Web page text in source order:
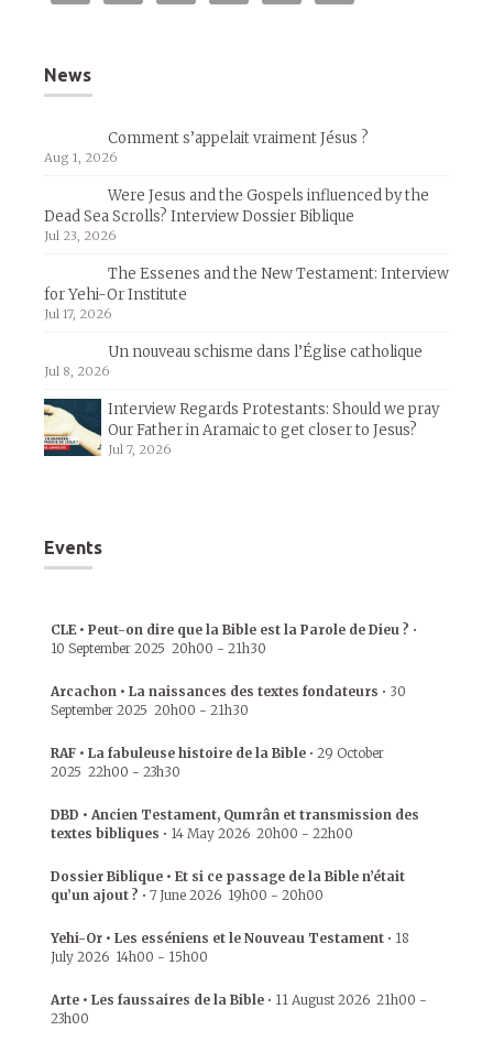
News
Comment s’appelait vraiment Jésus ?
Aug 1, 2026
Were Jesus and the Gospels influenced by the
Dead Sea Scrolls? Interview Dossier Biblique
Jul 23, 2026
The Essenes and the New Testament: Interview
for Yehi-Or Institute
Jul 17, 2026
Un nouveau schisme dans l’Église catholique
Jul 8, 2026
Interview Regards Protestants: Should we pray
Our Father in Aramaic to get closer to Jesus?
Jul 7, 2026
Events
CLE • Peut-on dire que la Bible est la Parole de Dieu ? •
10 September 2025 20h00 - 21h30
Arcachon • La naissances des textes fondateurs • 30
September 2025 20h00 - 21h30
RAF • La fabuleuse histoire de la Bible • 29 October
2025 22h00 - 23h30
DBD • Ancien Testament, Qumrân et transmission des
textes bibliques • 14 May 2026 20h00 - 22h00
Dossier Biblique • Et si ce passage de la Bible n’était
qu’un ajout ? • 7 June 2026 19h00 - 20h00
Yehi-Or • Les esséniens et le Nouveau Testament • 18
July 2026 14h00 - 15h00
Arte • Les faussaires de la Bible • 11 August 2026 21h00 -
23h00